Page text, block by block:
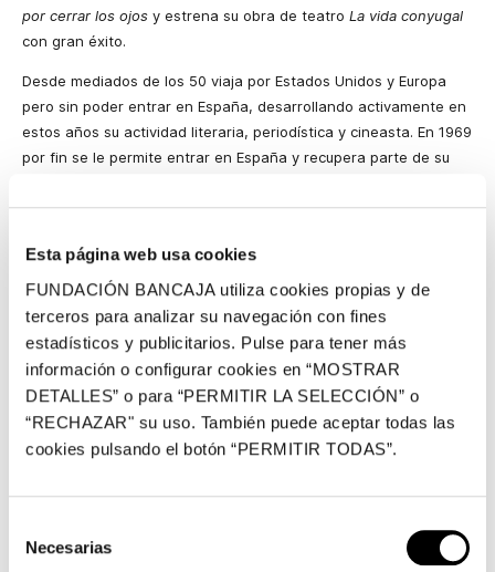
Esta página web usa cookies
FUNDACIÓN BANCAJA utiliza cookies propias y de
terceros para analizar su navegación con fines
estadísticos y publicitarios. Pulse para tener más
información o configurar cookies en “MOSTRAR
DETALLES” o para “PERMITIR LA SELECCIÓN” o
“RECHAZAR" su uso. También puede aceptar todas las
cookies pulsando el botón “PERMITIR TODAS”.
Necesarias
por cerrar los ojos y estrena su obra de teatro La vida conyugal
con gran éxito.
Desde mediados de los 50 viaja por Estados Unidos y Europa
pero sin poder entrar en España, desarrollando activamente en
estos años su actividad literaria, periodística y cineasta. En 1969
por fin se le permite entrar en España y recupera parte de su
su vuelta a México sigue con sus estudios de la figura de Luis
Cannes, da conferencias por todo el mundo y, tras otro viaje a
España, muere en 1972 en México. Desde 1987 se entregan los
Premios Internacionales de Cuento Max Aub, otorgados por la
Fundación que lleva su nombre.
Un recorrido por su trayectoria
PRIMEROS AÑOS, PRIMEROS LIBROS {1903-1936}
Aub creció fascinado por los libros y por lo que ellos contienen,
familia, por ser de origen alemán, tuviera que instalarse en
Valencia, Aub aprendió con rapidez el castellano y el